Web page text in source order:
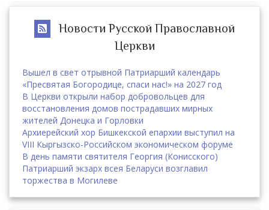
Новости Русской Православной
Церкви
Вышел в свет отрывной Патриарший календарь
«Пресвятая Богородице, спаси нас!» на 2027 год
В Церкви открыли набор добровольцев для
восстановления домов пострадавших мирных
жителей Донецка и Горловки
Архиерейский хор Бишкекской епархии выступил на
VIII Кыргызско-Российском экономическом форуме
В день памяти святителя Георгия (Конисского)
Патриарший экзарх всея Беларуси возглавил
торжества в Могилеве